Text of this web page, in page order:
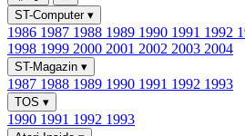
ST-Computer ▾
1986 1987 1988 1989 1990 1991 1992
1998 1999 2000 2001 2002 2003 2004
ST-Magazin ▾
1987 1988 1989 1990 1991 1992 1993
TOS ▾
1990 1991 1992 1993